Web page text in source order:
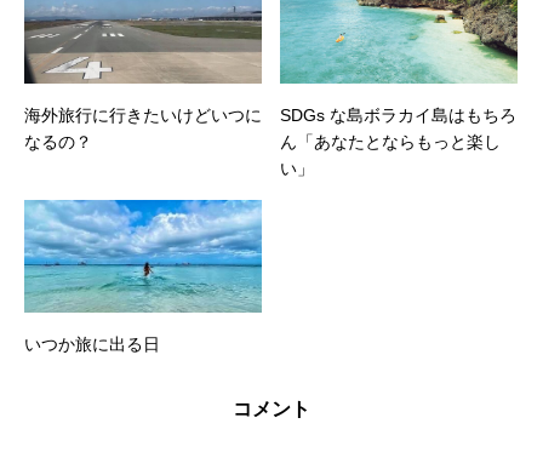
海外旅行に行きたいけどいつに
なるの？
SDGs な島ボラカイ島はもちろ
ん「あなたとならもっと楽し
い」
いつか旅に出る日
コメント